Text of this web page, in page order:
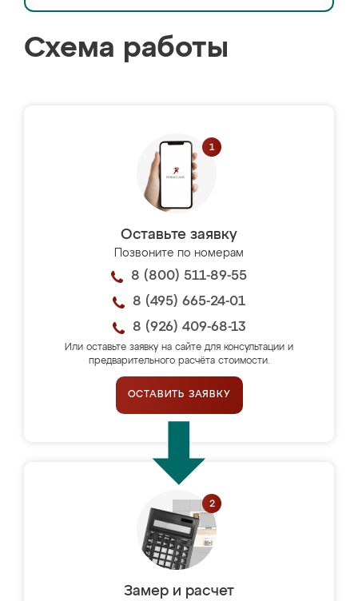
Схема работы
Оставьте заявку
Позвоните по номерам
8 (800) 511-89-55
8 (495) 665-24-01
8 (926) 409-68-13
Или оставьте заявку на сайте для консультации и
предварительного расчёта стоимости.
ОСТАВИТЬ ЗАЯВКУ
Замер и расчет